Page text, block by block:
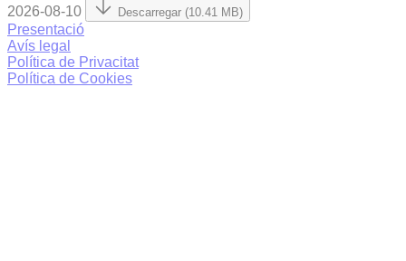
2026-08-10 Descarregar (10.41 MB)
Presentació
Avís legal
Política de Privacitat
Política de Cookies